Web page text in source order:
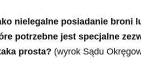
nielegalne posiadanie broni
potrzebne jest specjalne
prosta? (wyrok Sądu